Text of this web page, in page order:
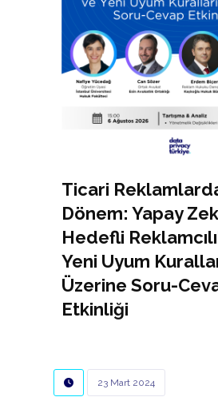
Ticari
Dönem: Yapay
Hedefli
Yeni Uyum
Üzerine Soru-
Etkinliği
23 Mart 2024